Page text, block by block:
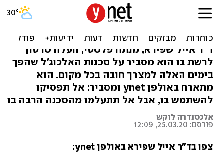
זהירות, אלכוג'ל: הניסוי
שיראה כמה הוא מסוכן
ד"ר אייל שפירא, מנתח פלסטי, העלה סרטון
לרשת בו הוא מסביר על סכנות האלכוג'ל שהפך
בימים האלה למצרך חובה בכל מקום. הוא
מתארח באולפן ynet ומסביר: אל תפסיקו
להשתמש בו, אבל אל תתעלמו מהסכנה הרבה בו
אלכסנדרה לוקש
פורסם: 25.03.20, 12:09
צפו בד"ר אייל שפירא באולפן ynet: